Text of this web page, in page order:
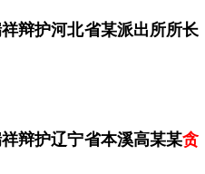
辩护河北省某派出所所长
辩护辽宁省本溪高某某贪